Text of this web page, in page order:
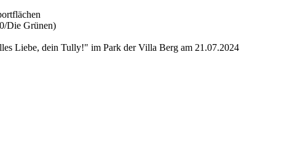
Die Grünen)
Liebe, dein Tully!" im Park der Villa Berg am 21.07.2024